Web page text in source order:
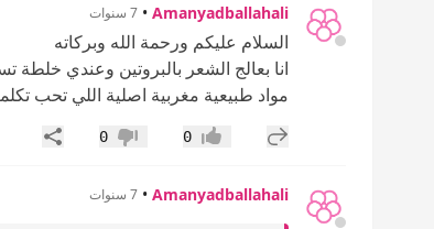
Amanyadballahali
• 7 سنوات
السلام عليكم ورحمة الله وبركاته
انا بعالج الشعر بالبروتين وعندي خلطة
مواد طبيعية مغربية اصلية اللي تحب
إضافة رد جديد
إعجاب0 عدم إعجاب
0 مشاركة
Amanyadballahali
• 7 سنوات